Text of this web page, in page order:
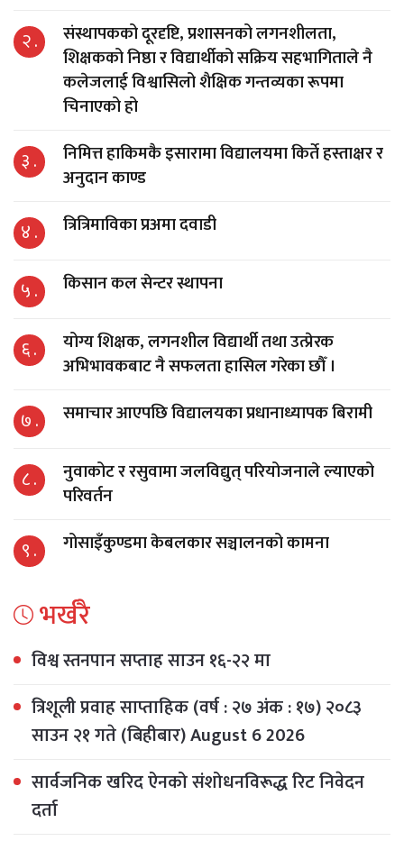
२ .
संस्थापकको दूरदृष्टि, प्रशासनको लगनशीलता,
शिक्षकको निष्ठा र विद्यार्थीको सक्रिय सहभागिताले नै
कलेजलाई विश्वासिलो शैक्षिक गन्तव्यका रूपमा
चिनाएको हो
३ .
निमित्त हाकिमकै इसारामा विद्यालयमा किर्ते हस्ताक्षर र
अनुदान काण्ड
४ . त्रित्रिमाविका प्रअमा दवाडी
५ . किसान कल सेन्टर स्थापना
६ .
योग्य शिक्षक, लगनशील विद्यार्थी तथा उत्प्रेरक
अभिभावकबाट नै सफलता हासिल गरेका छौँ ।
७ . समाचार आएपछि विद्यालयका प्रधानाध्यापक बिरामी
८ .
नुवाकोट र रसुवामा जलविद्युत् परियोजनाले ल्याएको
परिवर्तन
९ . गोसाइँकुण्डमा केबलकार सञ्चालनको कामना
भर्खरै
विश्व स्तनपान सप्ताह साउन १६-२२ मा
त्रिशूली प्रवाह साप्ताहिक (वर्ष : २७ अंक : १७) २०८३
साउन २१ गते (बिहीबार) August 6 2026
सार्वजनिक खरिद ऐनको संशोधनविरूद्ध रिट निवेदन
दर्ता